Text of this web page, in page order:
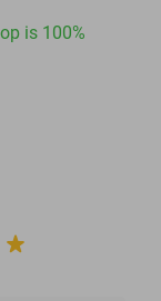
is 100%